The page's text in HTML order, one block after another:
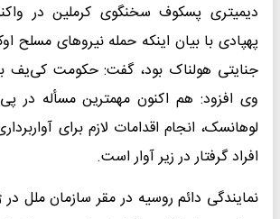
دیمیتری پسکوف سخنگوی کرملین در
پهپادی با بیان اینکه حمله نیروهای مسلح
جنایتی هولناک بود، گفت:‌ حکومت کی‌یف
وی افزود: هم اکنون مهمترین مسأله در
لوهانسک، انجام اقدامات لازم برای
افراد گرفتار در زیر آوار است.
نمایندگی دائم روسیه در مقر سازمان ملل در